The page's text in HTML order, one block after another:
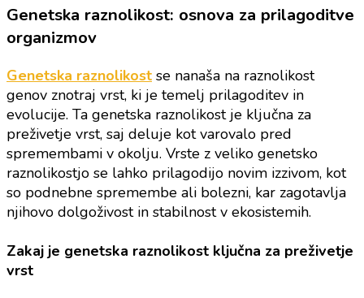
Genetska raznolikost: osnova za prilagoditve
organizmov
Genetska raznolikost se nanaša na raznolikost
genov znotraj vrst, ki je temelj prilagoditev in
evolucije. Ta genetska raznolikost je ključna za
preživetje vrst, saj deluje kot varovalo pred
spremembami v okolju. Vrste z veliko genetsko
raznolikostjo se lahko prilagodijo novim izzivom, kot
so podnebne spremembe ali bolezni, kar zagotavlja
njihovo dolgoživost in stabilnost v ekosistemih.
Zakaj je genetska raznolikost ključna za preživetje
vrst